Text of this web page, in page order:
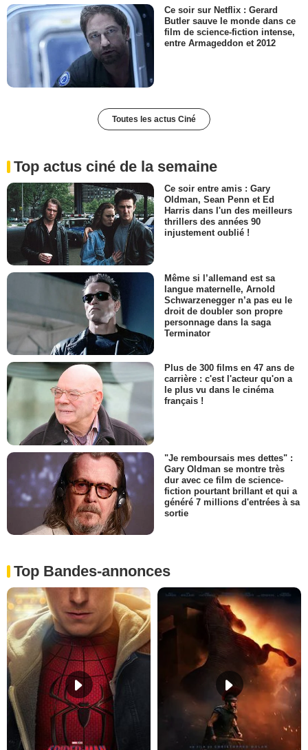
Ce soir sur Netflix : Gerard
Butler sauve le monde dans ce
film de science-fiction intense,
entre Armageddon et 2012
Toutes les actus Ciné
Top actus ciné de la semaine
Ce soir entre amis : Gary
Oldman, Sean Penn et Ed
Harris dans l'un des meilleurs
thrillers des années 90
injustement oublié !
Même si l’allemand est sa
langue maternelle, Arnold
Schwarzenegger n’a pas eu le
droit de doubler son propre
personnage dans la saga
Terminator
Plus de 300 films en 47 ans de
carrière : c'est l'acteur qu'on a
le plus vu dans le cinéma
français !
"Je remboursais mes dettes" :
Gary Oldman se montre très
dur avec ce film de science-
fiction pourtant brillant et qui a
généré 7 millions d'entrées à sa
sortie
Top Bandes-annonces